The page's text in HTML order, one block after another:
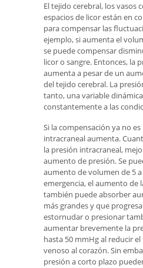
El tejido cerebral, los vasos
espacios de licor están en
para compensar las
ejemplo, si aumenta el
se puede compensar
licor o sangre. Entonces, la
aumenta a pesar de un
del tejido cerebral. La
tanto, una variable
constantemente a las
Si la compensación ya no
intracraneal aumenta.
la presión intracraneal,
aumento de presión. Se
aumento de volumen de 5
emergencia, el aumento de
también puede absorber
más grandes y que
estornudar o presionar
aumentar brevemente la
hasta 50 mmHg al reducir
venoso al corazón. Sin
presión a corto plazo